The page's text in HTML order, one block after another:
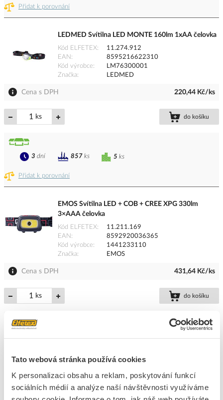
Tato webová stránka používá cookies
K personalizaci obsahu a reklam, poskytování funkcí
sociálních médií a analýze naší návštěvnosti využíváme
Přidat k porovnání
LEDMED Svítilna LED MONTE 160lm 1xAA čelovka
Kód ELFETEX
11.274.912
EAN
8595216622310
Kód výrobce
LM76300001
Značka
LEDMED
Cena s DPH 220,44 Kč/ks
ks do košíku
Přidat k porovnání
5 ks
3 dní 857 ks
EMOS Svítilna LED + COB + CREE XPG 330lm
3×AAA čelovka
Kód ELFETEX
11.211.169
EAN
8592920036365
Kód výrobce
1441233110
Značka
EMOS
Cena s DPH 431,64 Kč/ks
ks do košíku
3
EMOS Svítilna LED COB 1W 110lm 3×AAA čelovka
Kód ELFETEX
11.333.258